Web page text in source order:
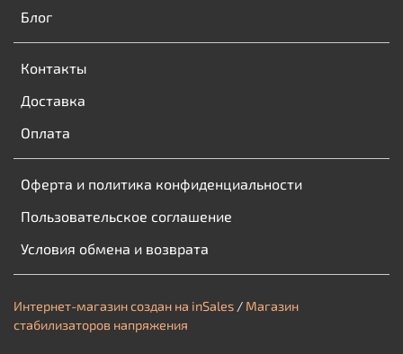
Блог
Контакты
Доставка
Оплата
Оферта и политика конфиденциальности
Пользовательское соглашение
Условия обмена и возврата
Интернет-магазин создан на inSales / Магазин
стабилизаторов напряжения